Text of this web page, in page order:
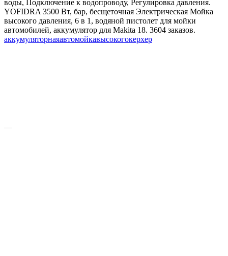
воды, Подключение к водопроводу, Регулировка давления.
YOFIDRA 3500 Вт, бар, бесщеточная Электрическая Мойка
высокого давления, 6 в 1, водяной пистолет для мойки
автомобилей, аккумулятор для Makita 18. 3604 заказов.
аккумуляторнаяавтомойкавысокогокерхер
—